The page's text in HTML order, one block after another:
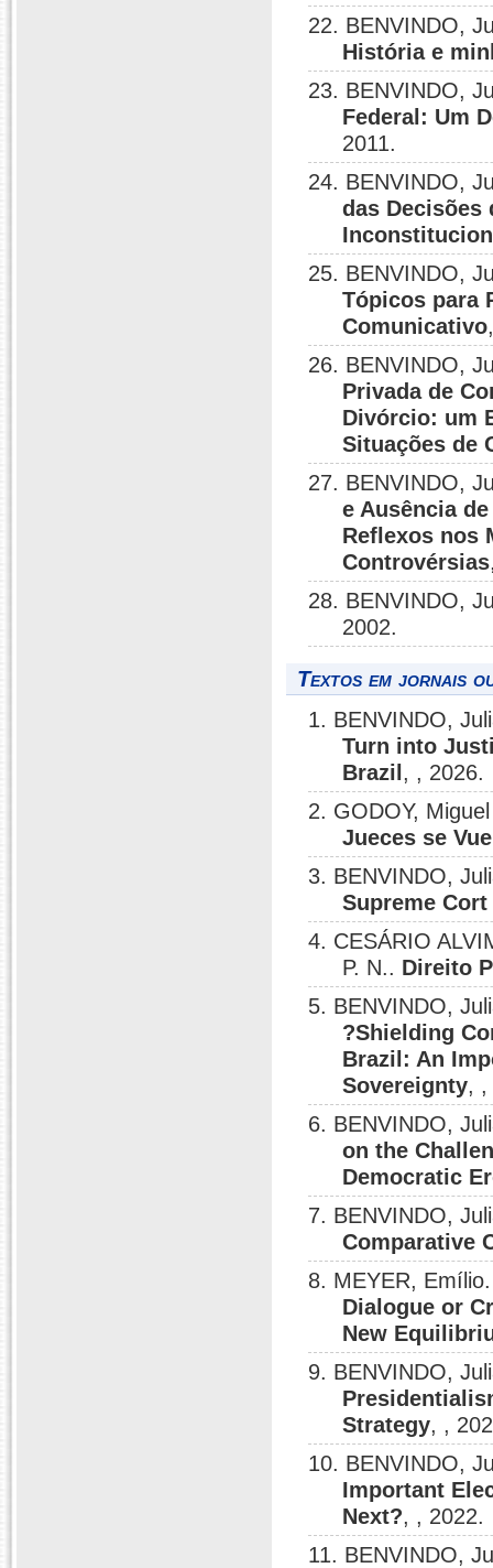
22. BENVINDO,
História e
23. BENVINDO,
Federal: Um
2011.
24. BENVINDO,
das Decisões
25. BENVINDO,
Tópicos para
Comunicativo
26. BENVINDO,
Privada de
Divórcio: um
Situações de
27. BENVINDO,
e Ausência
Reflexos nos
Controvérsias
28. BENVINDO,
2002.
Textos em jornais
1. BENVINDO,
Turn into
Brazil , , 2026.
2. GODOY,
Jueces se
3. BENVINDO,
Supreme
4. CESÁRIO
P. N.. Direito
5. BENVINDO,
?Shielding
Brazil: An
Sovereignty, ,
6. BENVINDO,
on the
Democratic
7. BENVINDO,
Comparative
8. MEYER,
Dialogue or
New
9. BENVINDO,
Strategy, ,
10. BENVINDO,
Important
Next?, , 2022.
11. BENVINDO,